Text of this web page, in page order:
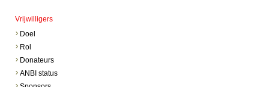
Vrijwilligers
Doel
Rol
Donateurs
ANBI status